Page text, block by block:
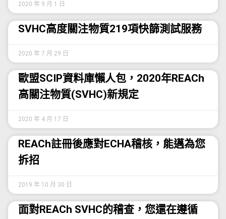
2020 年 9 月 1 日
SVHC高度關注物質219項快篩測試服務
2020 年 7 月 29 日
歐盟SCIP資料庫懶人包，2020年REACh
高關注物質(SVHC)新規定
2020 年 4 月 17 日
REACh註冊後應對ECHA稽核，能邁為您
拆招
2019 年 10 月 30 日
面對REACh SVHC的稽查，您還在遵循